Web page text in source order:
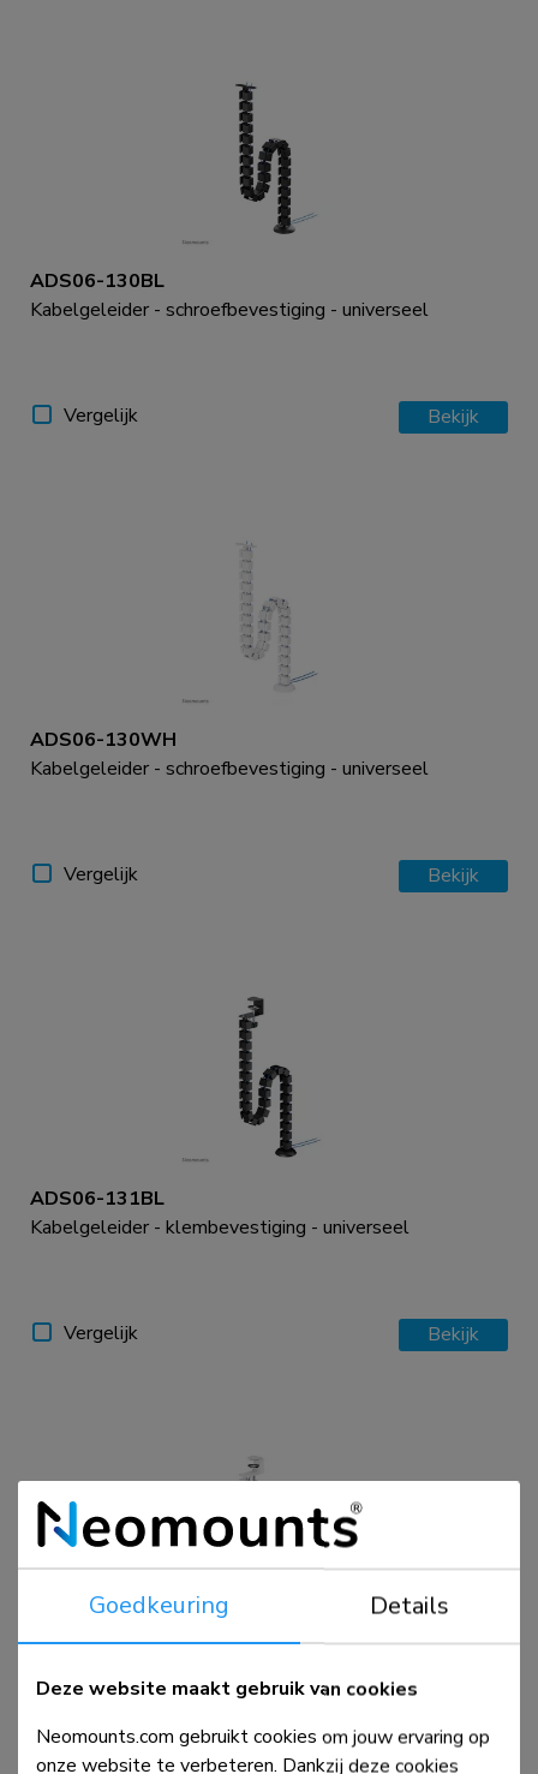
ADS06-130BL
Kabelgeleider - schroefbevestiging - universeel
Vergelijk Bekijk
ADS06-130WH
Kabelgeleider - schroefbevestiging - universeel
Vergelijk Bekijk
ADS06-131BL
Kabelgeleider - klembevestiging - universeel
Vergelijk Bekijk
Kabelgeleider - klembevestiging - universeel
Goedkeuring Details
Deze website maakt gebruik van cookies
Neomounts.com gebruikt cookies om jouw ervaring op
onze website te verbeteren. Dankzij deze cookies